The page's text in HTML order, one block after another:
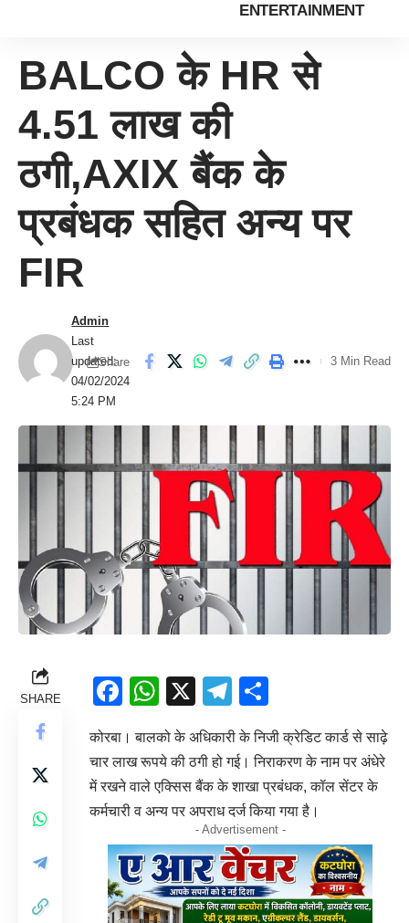
ENTERTAINMENT
BALCO के HR से
4.51 लाख की
ठगी,AXIX बैंक के
प्रबंधक सहित अन्य पर
FIR
Last
updated:
04/02/2024
5:24 PM
Admin
Share 3 Min Read
SHARE Facebook
WhatsApp
X Telegram
कोरबा। बालको के अधिकारी के निजी क्रेडिट कार्ड से साढ़े
चार लाख रूपये की ठगी हो गई। निराकरण के नाम पर अंधेरे
में रखने वाले एक्सिस बैंक के शाखा प्रबंधक, कॉल सेंटर के
कर्मचारी व अन्य पर अपराध दर्ज किया गया है।
- Advertisement -